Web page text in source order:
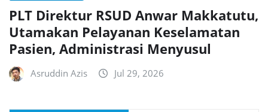
PLT Direktur RSUD Anwar Makkatutu,
Utamakan Pelayanan Keselamatan
Pasien, Administrasi Menyusul
Asruddin Azis Jul 29, 2026